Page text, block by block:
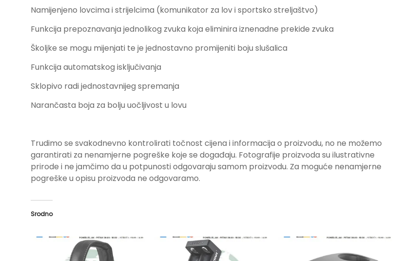
Namijenjeno lovcima i strijelcima (komunikator za lov i sportsko streljaštvo)
Funkcija prepoznavanja jednolikog zvuka koja eliminira iznenadne prekide zvuka
Školjke se mogu mijenjati te je jednostavno promijeniti boju slušalica
Funkcija automatskog isključivanja
Sklopivo radi jednostavnijeg spremanja
Narančasta boja za bolju uočljivost u lovu
Trudimo se svakodnevno kontrolirati točnost cijena i informacija o proizvodu, no ne možemo
garantirati za nenamjerne pogreške koje se događaju. Fotografije proizvoda su ilustrativne
prirode i ne jamčimo da u potpunosti odgovaraju samom proizvodu. Za moguće nenamjerne
pogreške u opisu proizvoda ne odgovaramo.
Srodno